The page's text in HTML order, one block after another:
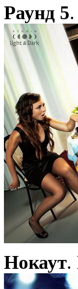
Раунд 5
Нокаут.